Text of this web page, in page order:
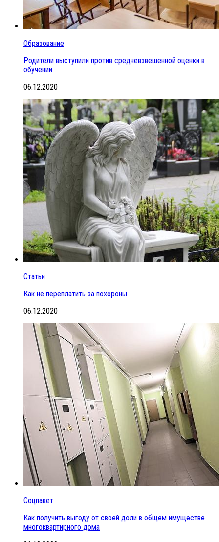
Образование
Родители выступили против средневзвешенной оценки в
обучении
06.12.2020
Статьи
Как не переплатить за похороны
06.12.2020
Соцпакет
Как получить выгоду от своей доли в общем имуществе
многоквартирного дома